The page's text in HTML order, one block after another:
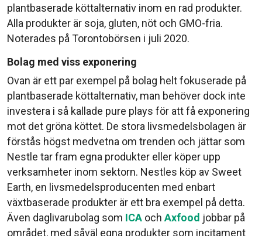
plantbaserade köttalternativ inom en rad produkter.
Alla produkter är soja, gluten, nöt och GMO-fria.
Noterades på Torontobörsen i juli 2020.
Bolag med viss exponering
Ovan är ett par exempel på bolag helt fokuserade på
plantbaserade köttalternativ, man behöver dock inte
investera i så kallade pure plays för att få exponering
mot det gröna köttet. De stora livsmedelsbolagen är
förstås högst medvetna om trenden och jättar som
Nestle tar fram egna produkter eller köper upp
verksamheter inom sektorn. Nestles köp av Sweet
Earth, en livsmedelsproducenten med enbart
växtbaserade produkter är ett bra exempel på detta.
Även daglivarubolag som ICA ochAxfood jobbar på
området, med såväl egna produkter som incitament